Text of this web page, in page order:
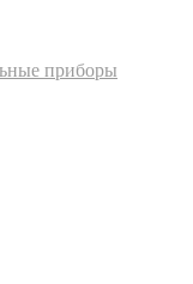
приборы